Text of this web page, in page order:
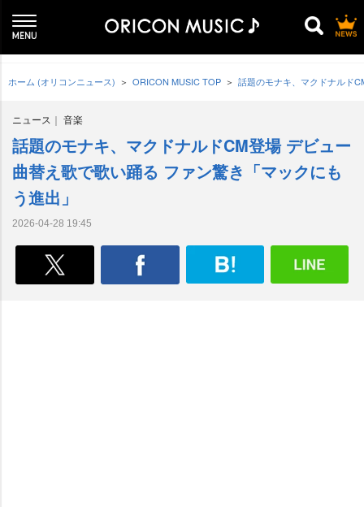
ホーム (オリコンニュース) ORICON MUSIC TOP 話題のモナキ、マクドナルド
ニュース 音楽
話題のモナキ、マクドナルドCM登場 デビュー
曲替え歌で歌い踊る ファン驚き「マックにも
う進出」
2026-04-28 19:45